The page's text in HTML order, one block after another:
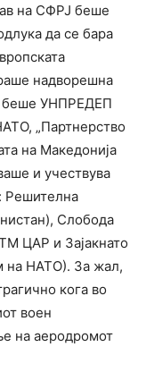
на СФРЈ беше
да се бара
надворешна
беше УНПРЕДЕП
„Партнерство
на Македонија
и учествува
Решителна
Слобода
ЦАР и Зајакнато
на НАТО). За жал,
кога во
воен
на аеродромот